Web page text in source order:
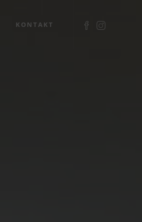
KONTAKT